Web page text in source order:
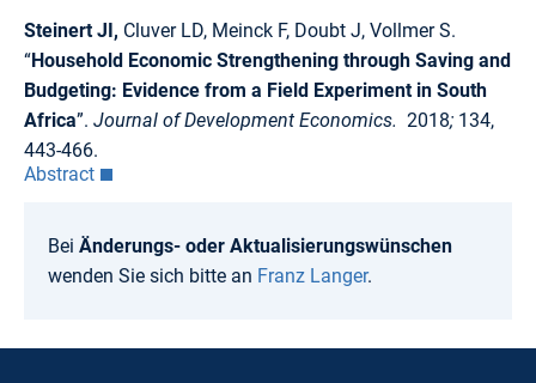
Steinert JI, Cluver LD, Meinck F, Doubt J, Vollmer S.
“Household Economic Strengthening through Saving and
Budgeting: Evidence from a Field Experiment in South
Africa”. Journal of Development Economics. 2018; 134,
443-466.
Abstract
Bei Änderungs- oder Aktualisierungswünschen
wenden Sie sich bitte an Franz Langer.